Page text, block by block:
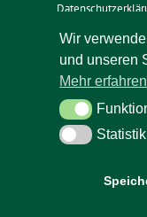
Impressum
Kontakt
Newsletter
Wir
und unseren
Mehr erfahren
Funktional
StatistikStatistik